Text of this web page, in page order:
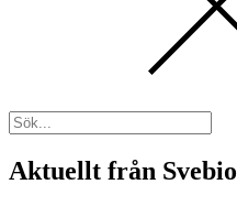
Aktuellt från Svebio